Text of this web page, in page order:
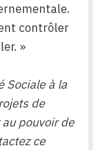
contrôler
»
Sociale à la
de
pouvoir de
ce